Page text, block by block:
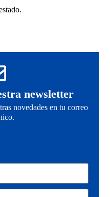
newsletter
novedades en tu correo